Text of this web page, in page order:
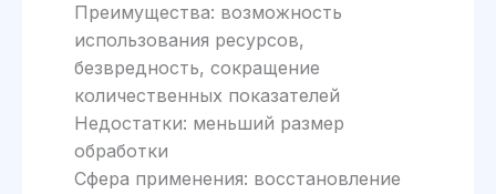
Преимущества: возможность
использования ресурсов,
безвредность, сокращение
количественных показателей
Недостатки: меньший размер
обработки
Сфера применения: восстановление